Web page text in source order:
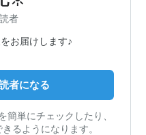
者
お届けします♪
者になる
簡単にチェックしたり、
るようになります。